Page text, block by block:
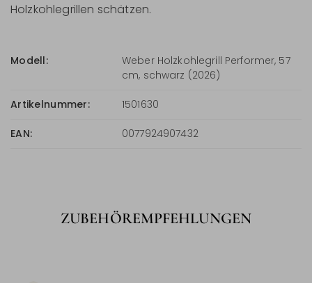
Holzkohlegrillen schätzen.
Modell:
Weber Holzkohlegrill Performer, 57
cm, schwarz (2026)
Artikelnummer: 1501630
EAN: 0077924907432
ZUBEHÖREMPFEHLUNGEN